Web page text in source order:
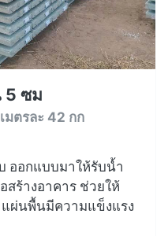
5 ซม
มตรละ 42 กก
ออกแบบมาให้รับน้ำ
ร้างอาคาร ช่วยให้
แผ่นพื้นมีความแข็งแรง